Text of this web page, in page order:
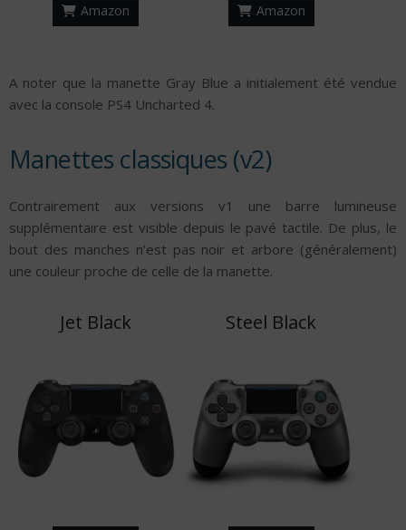
Amazon Amazon
A noter que la manette Gray Blue a initialement été vendue
avec la console PS4 Uncharted 4.
Manettes classiques (v2)
Contrairement aux versions v1 une barre lumineuse
supplémentaire est visible depuis le pavé tactile. De plus, le
bout des manches n’est pas noir et arbore (généralement)
une couleur proche de celle de la manette.
Jet Black Steel Black